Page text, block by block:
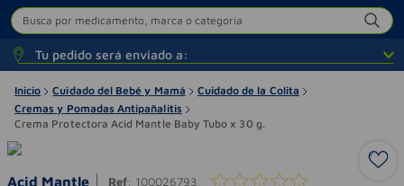
Busca por medicamento, marca o categoría
Tu pedido será enviado a:
Inicio Cuidado del Bebé y Mamá
Cuidado de la Colita
Cremas y Pomadas Antipañalitis
Crema Protectora Acid Mantle Baby Tubo x 30 g.
Acid Mantle Ref: 100026793